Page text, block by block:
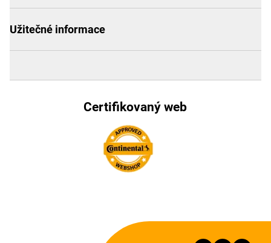
Užitečné informace
Certifikovaný web